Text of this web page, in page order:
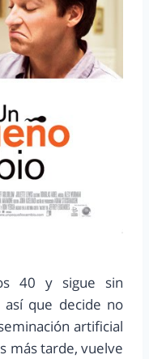
40 y sigue sin
que decide no
artificial
más tarde, vuelve